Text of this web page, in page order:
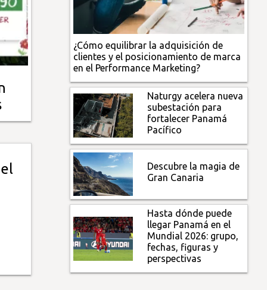
¿Cómo equilibrar la adquisición de
clientes y el posicionamiento de marca
en el Performance Marketing?
Naturgy acelera nueva
subestación para
fortalecer Panamá
Pacífico
Descubre la magia de
Gran Canaria
Hasta dónde puede
llegar Panamá en el
Mundial 2026: grupo,
fechas, figuras y
perspectivas